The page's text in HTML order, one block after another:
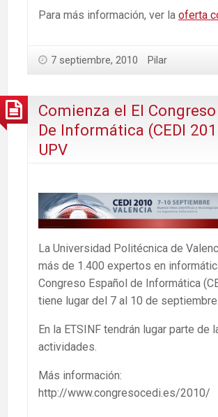
Para más información, ver la oferta
7 septiembre, 2010 Pilar
Comienza el El
De Informática (CEDI
UPV
La Universidad Politécnica de
más de 1.400 expertos en
Congreso Español de Informática
tiene lugar del 7 al 10 de septiembre.
En la ETSINF tendrán lugar parte de
actividades.
Más información:
http://www.congresocedi.es/2010/